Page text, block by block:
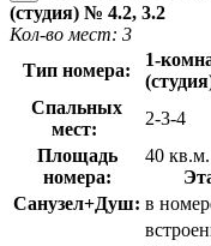
(студия) № 4.2, 3.2
Кол-во мест: 3
Тип номера:
1-
Спальных
мест:
2-3-4
Площадь
номера:
40
Санузел+Душ: в